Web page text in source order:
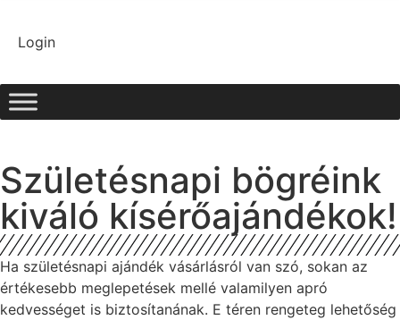
Login
Születésnapi bögréink
kiváló kísérőajándékok!
Ha születésnapi ajándék vásárlásról van szó, sokan az
értékesebb meglepetések mellé valamilyen apró
kedvességet is biztosítanának. E téren rengeteg lehetőség